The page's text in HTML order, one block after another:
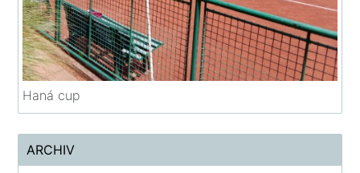
Haná cup
ARCHIV